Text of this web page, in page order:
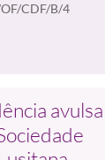
CDF/B/4
avulsa